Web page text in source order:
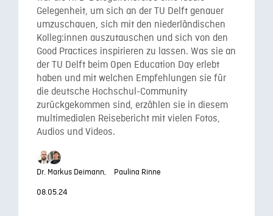
Gelegenheit, um sich an der TU Delft genauer
umzuschauen, sich mit den niederländischen
Kolleg:innen auszutauschen und sich von den
Good Practices inspirieren zu lassen. Was sie an
der TU Delft beim Open Education Day erlebt
haben und mit welchen Empfehlungen sie für
die deutsche Hochschul-Community
zurückgekommen sind, erzählen sie in diesem
multimedialen Reisebericht mit vielen Fotos,
Audios und Videos.
Dr. Markus Deimann,
Paulina Rinne
08.05.24